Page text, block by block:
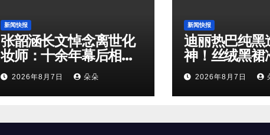
新闻快报
张韶涵长文悼念离世化
妆师：十余年幕后相
守，是娱乐圈最温柔的
双向奔赴
2026年8月7日 朵朵
新闻快报
迪丽热巴纯黑
神！丝绒黑裙
鹅解锁顶级高
2026年8月7日